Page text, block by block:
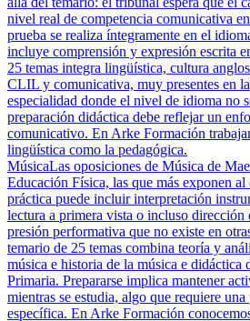
nivel real de competencia comunicativa
prueba se realiza íntegramente en el
incluye comprensión y expresión escrita
25 temas integra lingüística, cultura
CLIL y comunicativa, muy presentes en
especialidad donde el nivel de idioma no
preparación didáctica debe reflejar un
comunicativo. En Arke Formación
lingüística como la pedagógica.
MúsicaLas oposiciones de Música de
Educación Física, las que más exponen
práctica puede incluir interpretación
lectura a primera vista o incluso dirección
presión performativa que no existe en
temario de 25 temas combina teoría y
música e historia de la música e didáctica
Primaria. Prepararse implica mantener
mientras se estudia, algo que requiere
específica. En Arke Formación